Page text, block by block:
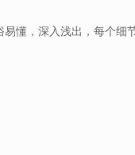
懂，深入浅出，每个细